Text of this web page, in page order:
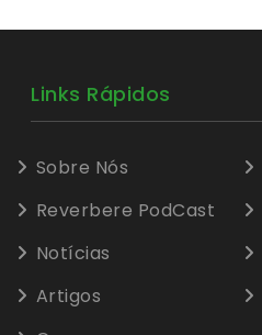
Links Rápidos
Sobre Nós
Reverbere PodCast
Notícias
Artigos